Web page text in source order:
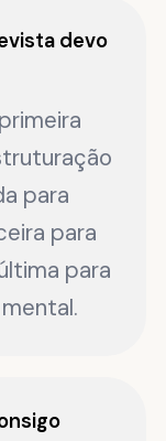
devo
para
para
para